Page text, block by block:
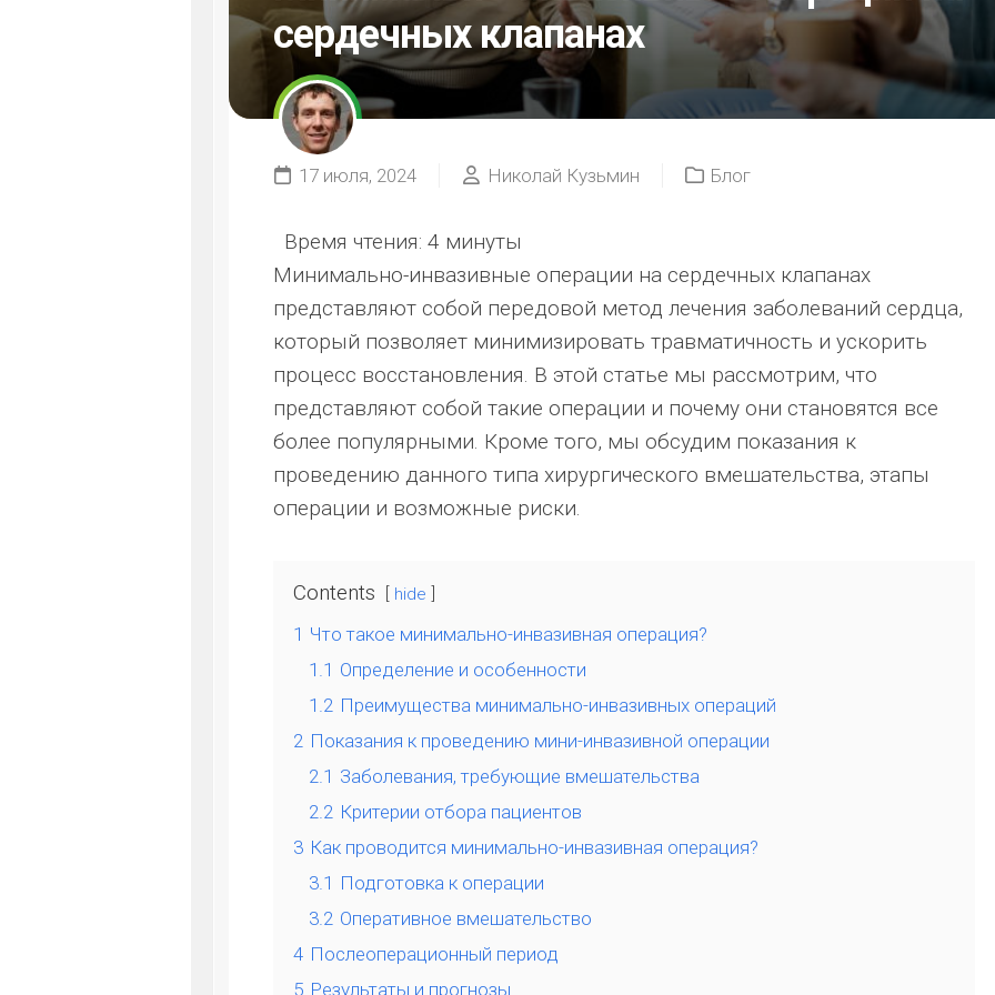
ЛЕЧАТ?
КОНСУЛЬТАЦИЯ
ГЕМАТОЛОГА
СОВРЕМЕННЫЕ
МЕТОДЫ
сердечных клапанах
17 июля, 2024 Николай Кузьмин Блог
Время чтения: 4 минуты
Минимально-инвазивные операции на сердечных клапанах
представляют собой передовой метод лечения заболеваний сердца,
который позволяет минимизировать травматичность и ускорить
процесс восстановления. В этой статье мы рассмотрим, что
представляют собой такие операции и почему они становятся все
более популярными. Кроме того, мы обсудим показания к
проведению данного типа хирургического вмешательства, этапы
операции и возможные риски.
Contents hide
1 Что такое минимально-инвазивная операция?
1.1 Определение и особенности
1.2 Преимущества минимально-инвазивных операций
2 Показания к проведению мини-инвазивной операции
2.1 Заболевания, требующие вмешательства
2.2 Критерии отбора пациентов
3 Как проводится минимально-инвазивная операция?
3.1 Подготовка к операции
3.2 Оперативное вмешательство
4 Послеоперационный период
5 Результаты и прогнозы